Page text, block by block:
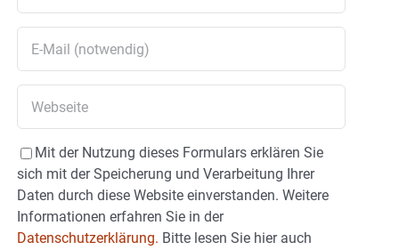
Mit der Nutzung dieses Formulars erklären Sie
sich mit der Speicherung und Verarbeitung Ihrer
Daten durch diese Website einverstanden. Weitere
Informationen erfahren Sie in der
Datenschutzerklärung. Bitte lesen Sie hier auch